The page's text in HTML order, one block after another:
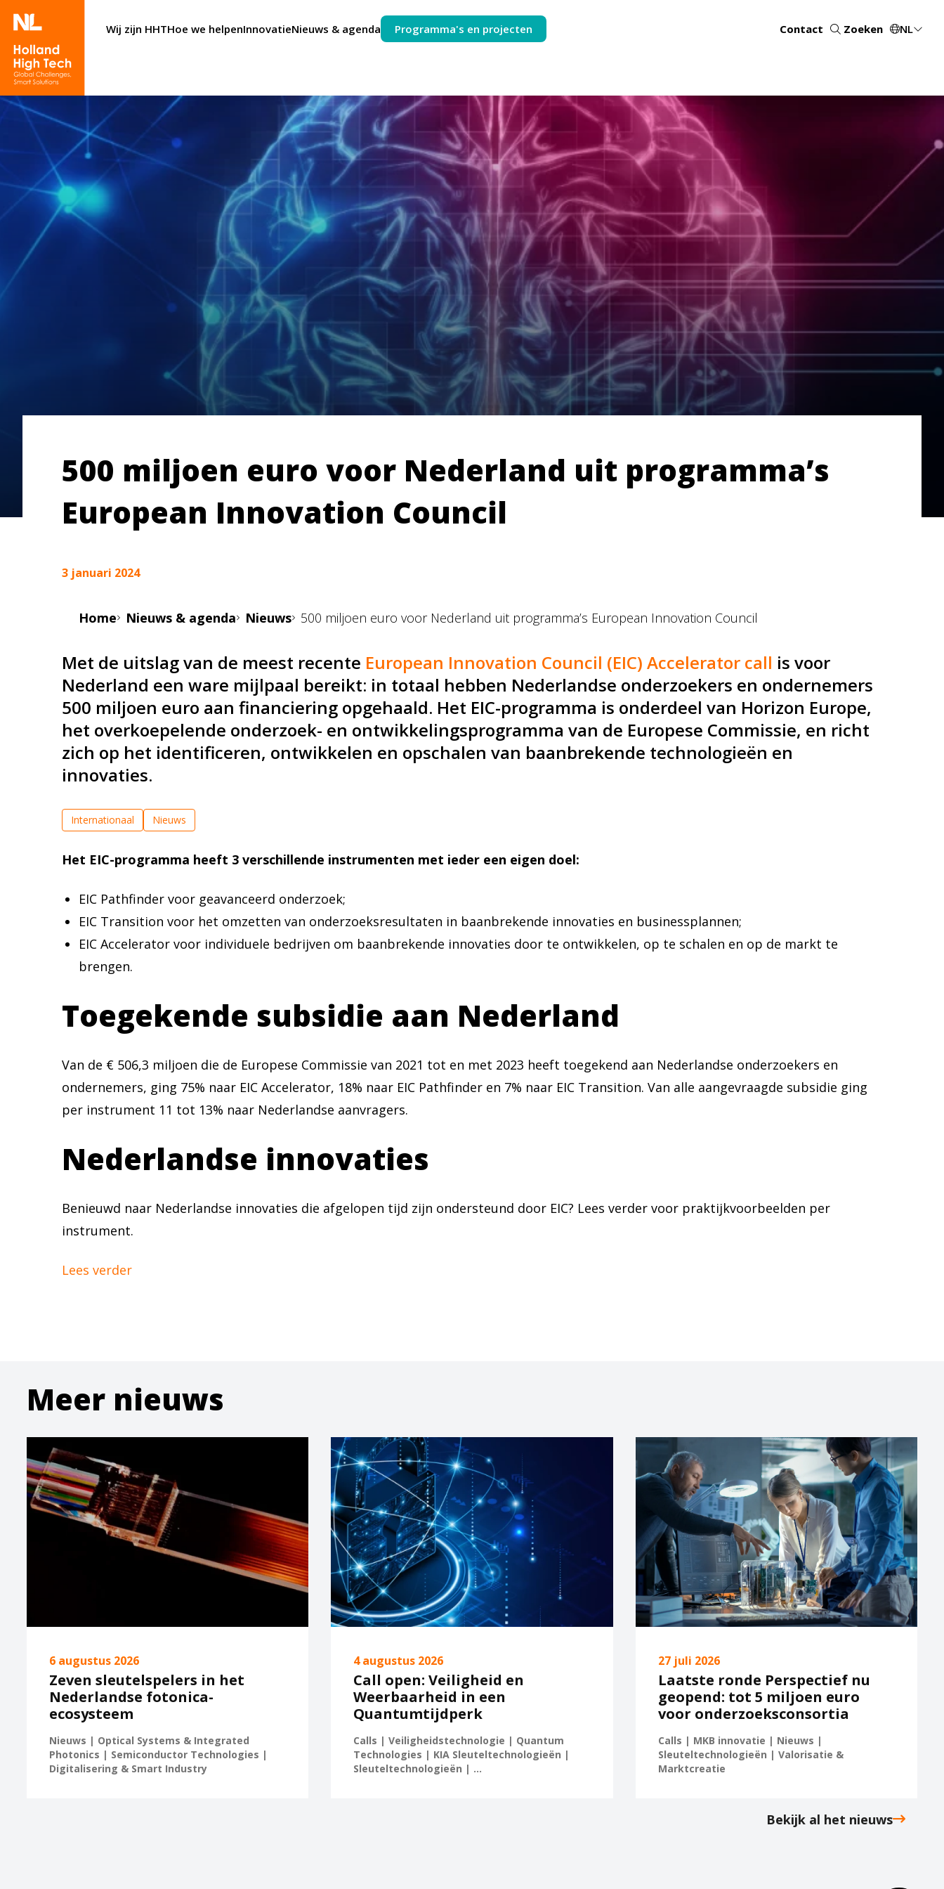
Wij zijn HHTHoe we helpenInnovatieNieuws & agenda Programma's en projecten Contact Zoeken NL
500 miljoen euro voor Nederland uit programma’s
European Innovation Council
3 januari 2024
Home Nieuws & agenda Nieuws 500 miljoen euro voor Nederland uit programma’s European Innovation Council
Met de uitslag van de meest recente European Innovation Council (EIC) Accelerator call is voor
Nederland een ware mijlpaal bereikt: in totaal hebben Nederlandse onderzoekers en ondernemers
500 miljoen euro aan financiering opgehaald. Het EIC-programma is onderdeel van Horizon Europe,
het overkoepelende onderzoek- en ontwikkelingsprogramma van de Europese Commissie, en richt
zich op het identificeren, ontwikkelen en opschalen van baanbrekende technologieën en
innovaties.
Internationaal Nieuws
Het EIC-programma heeft 3 verschillende instrumenten met ieder een eigen doel:
EIC Pathfinder voor geavanceerd onderzoek;
EIC Transition voor het omzetten van onderzoeksresultaten in baanbrekende innovaties en businessplannen;
EIC Accelerator voor individuele bedrijven om baanbrekende innovaties door te ontwikkelen, op te schalen en op de markt te
brengen.
Toegekende subsidie aan Nederland
Van de € 506,3 miljoen die de Europese Commissie van 2021 tot en met 2023 heeft toegekend aan Nederlandse onderzoekers en
ondernemers, ging 75% naar EIC Accelerator, 18% naar EIC Pathfinder en 7% naar EIC Transition. Van alle aangevraagde subsidie ging
per instrument 11 tot 13% naar Nederlandse aanvragers.
Nederlandse innovaties
Benieuwd naar Nederlandse innovaties die afgelopen tijd zijn ondersteund door EIC? Lees verder voor praktijkvoorbeelden per
instrument.
Lees verder
Meer nieuws
6 augustus 2026
Zeven sleutelspelers in het
Nederlandse fotonica-
ecosysteem
Nieuws | Optical Systems & Integrated
Photonics | Semiconductor Technologies |
Digitalisering & Smart Industry
4 augustus 2026
Call open: Veiligheid en
Weerbaarheid in een
Quantumtijdperk
Calls | Veiligheidstechnologie | Quantum
Technologies | KIA Sleuteltechnologieën |
Sleuteltechnologieën | ...
27 juli 2026
Laatste ronde Perspectief nu
geopend: tot 5 miljoen euro
voor onderzoeksconsortia
Calls | MKB innovatie | Nieuws |
Sleuteltechnologieën | Valorisatie &
Marktcreatie
Bekijk al het nieuws